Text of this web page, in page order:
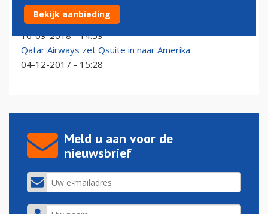
Qatar Airways met vernieuwde Business Class naar
Schiphol
16-09-2018 - 14:59
Qatar Airways zet Qsuite in naar Amerika
04-12-2017 - 15:28
Meld u aan voor de
nieuwsbrief
Bekijk aanbieding